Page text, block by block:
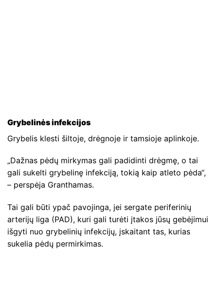
Grybelinės infekcijos
Grybelis klesti šiltoje, drėgnoje ir tamsioje aplinkoje.
„Dažnas pėdų mirkymas gali padidinti drėgmę, o tai
gali sukelti grybelinę infekciją, tokią kaip atleto pėda“,
– perspėja Granthamas.
Tai gali būti ypač pavojinga, jei sergate periferinių
arterijų liga (PAD), kuri gali turėti įtakos jūsų gebėjimui
išgyti nuo grybelinių infekcijų, įskaitant tas, kurias
sukelia pėdų permirkimas.